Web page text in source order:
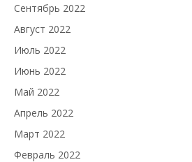
Сентябрь 2022
Август 2022
Июль 2022
Июнь 2022
Май 2022
Апрель 2022
Март 2022
Февраль 2022